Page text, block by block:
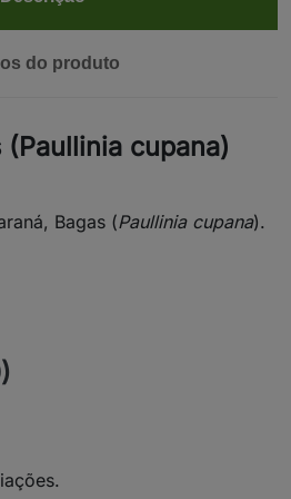
do produto
(Paullinia cupana)
Bagas (Paullinia cupana).